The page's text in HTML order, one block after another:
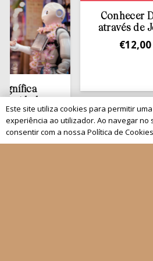
Conhecer Deus
através de Jesus
12,00
Este site utiliza cookies para permitir
experiência ao utilizador. Ao navegar no
consentir com a nossa Política de